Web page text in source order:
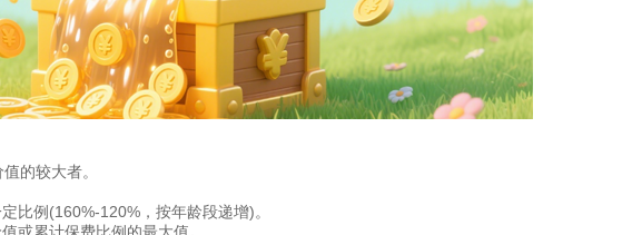
的较大者。
比例(160%-120%，按年龄段递增)。